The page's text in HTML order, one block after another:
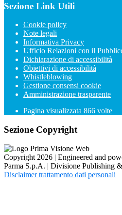
Sezione Link Utili
Cookie policy
Note legali
Informativa Privacy
Ufficio Relazioni con il
Dichiarazione di accessibilità
Obiettivi di accessibilità
Whistleblowing
Gestione consensi cookie
Amministrazione trasparente
Pagina visualizzata 866 volte
Sezione Copyright
Copyright 2026 | Engineered and
Parma S.p.A. | Divisione Publishing
Disclaimer trattamento dati personali